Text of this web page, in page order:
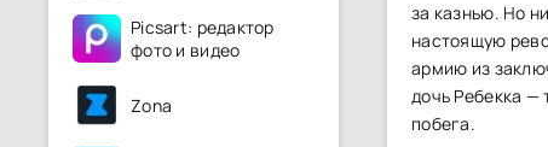
за казнью. Но
настоящую
армию из
дочь Ребекка —
побега.
Picsart: редактор
фото и видео
Zona